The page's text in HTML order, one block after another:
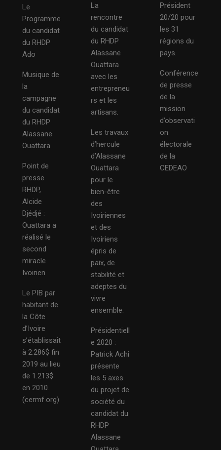
Le
Programme
du candidat
du RHDP
Ado
Musique de
la
campagne
du candidat
du RHDP
Alassane
Ouattara
Point de
presse
RHDP,
Alcide
Djédjé :
Ouattara a
réalisé le
second
miracle
Ivoirien
Le PIB par
habitant de
la Côte
d’Ivoire
s’établissait
à 2.286$ fin
2019 au lieu
de 1.213$
en 2010.
(cermf.org)
La
rencontre
du candidat
du RHDP
Alassane
Ouattara
avec les
entrepreneu
rs et les
artisans.
Les travaux
d’hercule
d’Alassane
Ouattara
pour le
bien-être
des
Ivoiriennes
et des
Ivoiriens
épris de
paix, de
stabilité et
adeptes du
vivre
ensemble.
Présidentiell
e 2020 :
Patrick Achi
présente
les 5 axes
du projet de
société du
candidat du
RHDP
Alassane
Président
20/20 pour
les 31
régions du
pays.
Conférence
de presse
de la
mission
d’observati
on
électorale
de la
CEDEAO